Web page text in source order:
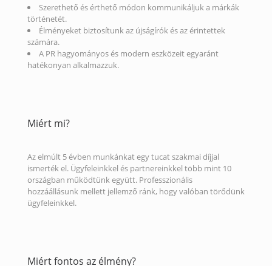
Szerethető és érthető módon kommunikáljuk a márkák
történetét.
Élményeket biztosítunk az újságírók és az érintettek
számára.
A PR hagyományos és modern eszközeit egyaránt
hatékonyan alkalmazzuk.
Miért mi?
Az elmúlt 5 évben munkánkat egy tucat szakmai díjjal
ismerték el. Ügyfeleinkkel és partnereinkkel több mint 10
országban működtünk együtt. Professzionális
hozzáállásunk mellett jellemző ránk, hogy valóban törődünk
ügyfeleinkkel.
Miért fontos az élmény?